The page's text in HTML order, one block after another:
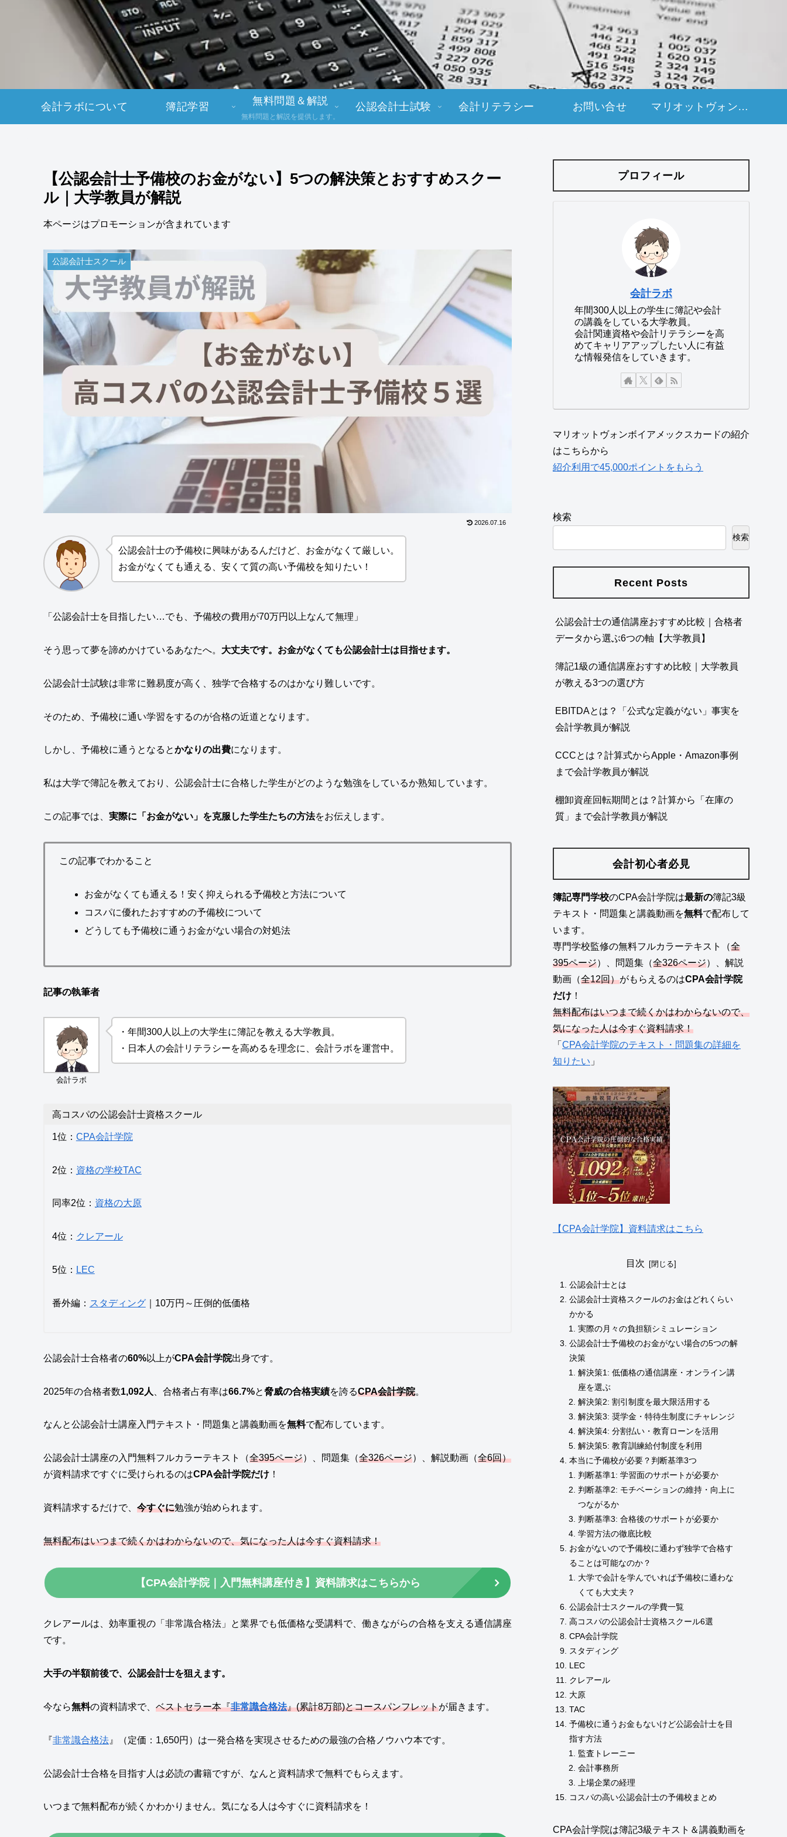
会計ラボについて 簿記学習
無料問題＆解説
無料問題と解説を提供します。
公認会計士試験 会計リテラシー お問い合せ マリオットヴォンボイアメックスカード紹介申し込み
【公認会計士予備校のお金がない】5つの解決策とおすすめスクー
ル｜大学教員が解説
本ページはプロモーションが含まれています
公認会計士スクール
2026.07.16
公認会計士の予備校に興味があるんだけど、お金がなくて厳しい。
お金がなくても通える、安くて質の高い予備校を知りたい！
「公認会計士を目指したい…でも、予備校の費用が70万円以上なんて無理」
そう思って夢を諦めかけているあなたへ。 大丈夫です。お金がなくても公認会計士は目指せます。
公認会計士試験は非常に難易度が高く、独学で合格するのはかなり難しいです。
そのため、予備校に通い学習をするのが合格の近道となります。
しかし、予備校に通うとなるとかなりの出費になります。
私は大学で簿記を教えており、公認会計士に合格した学生がどのような勉強をしているか熟知しています。
この記事では、 実際に「お金がない」を克服した学生たちの方法をお伝えします。
この記事でわかること
お金がなくても通える！安く抑えられる予備校と方法について
コスパに優れたおすすめの予備校について
どうしても予備校に通うお金がない場合の対処法
記事の執筆者
会計ラボ
・年間300人以上の大学生に簿記を教える大学教員。
・日本人の会計リテラシーを高めるを理念に、会計ラボを運営中。
高コスパの公認会計士資格スクール
1位： CPA会計学院
2位： 資格の学校TAC
同率2位： 資格の大原
4位： クレアール
5位： LEC
番外編： スタディング｜10万円～圧倒的低価格
公認会計士合格者の60%以上がCPA会計学院出身です。
2025年の合格者数1,092人 、合格者占有率は66.7%と脅威の合格実績を誇るCPA会計学院。
なんと公認会計士講座入門テキスト・問題集と講義動画を無料で配布しています。
公認会計士講座の入門無料フルカラーテキスト（全395ページ）、問題集（全326ページ）、解説動画（全6回）
が資料請求ですぐに受けられるのはCPA会計学院だけ ！
資料請求するだけで、 今すぐに勉強が始められます。
無料配布はいつまで続くかはわからないので、気になった人は今すぐ資料請求！
【CPA会計学院｜入門無料講座付き】資料請求はこちらから
クレアールは、効率重視の「非常識合格法」と業界でも低価格な受講料で、働きながらの合格を支える通信講座
です。
大手の半額前後で、公認会計士を狙えます。
今なら無料の資料請求で、 ベストセラー本『非常識合格法』(累計8万部)とコースパンフレットが届きます。
『非常識合格法 』（定価：1,650円）は一発合格を実現させるための最強の合格ノウハウ本です。
公認会計士合格を目指す人は必読の書籍ですが、なんと資料請求で無料でもらえます。
いつまで無料配布が続くかわかりません。気になる人は今すぐに資料請求を！
プロフィール
会計ラボ
年間300人以上の学生に簿記や会計
の講義をしている大学教員。
会計関連資格や会計リテラシーを高
めてキャリアアップしたい人に有益
な情報発信をしていきます。
マリオットヴォンボイアメックスカードの紹介
はこちらから
紹介利用で45,000ポイントをもらう
検索
検索
Recent Posts
公認会計士の通信講座おすすめ比較｜合格者
データから選ぶ6つの軸【大学教員】
簿記1級の通信講座おすすめ比較｜大学教員
が教える3つの選び方
EBITDAとは？「公式な定義がない」事実を
会計学教員が解説
CCCとは？計算式からApple・Amazon事例
まで会計学教員が解説
棚卸資産回転期間とは？計算から「在庫の
質」まで会計学教員が解説
会計初心者必見
簿記専門学校のCPA会計学院は最新の簿記3級
テキスト・問題集と講義動画を無料で配布して
います。
専門学校監修の無料フルカラーテキスト（全
395ページ）、問題集（全326ページ）、解説
動画（全12回）がもらえるのはCPA会計学院
だけ ！
無料配布はいつまで続くかはわからないので、
気になった人は今すぐ資料請求！
「 CPA会計学院のテキスト・問題集の詳細を
知りたい 」
【CPA会計学院】資料請求はこちら
目次
公認会計士とは
公認会計士資格スクールのお金はどれくらい
かかる
実際の月々の負担額シミュレーション
公認会計士予備校のお金がない場合の5つの解
決策
解決策1: 低価格の通信講座・オンライン講
座を選ぶ
解決策2: 割引制度を最大限活用する
解決策3: 奨学金・特待生制度にチャレンジ
解決策4: 分割払い・教育ローンを活用
解決策5: 教育訓練給付制度を利用
本当に予備校が必要？判断基準3つ
判断基準1: 学習面のサポートが必要か
判断基準2: モチベーションの維持・向上に
つながるか
判断基準3: 合格後のサポートが必要か
学習方法の徹底比較
お金がないので予備校に通わず独学で合格す
ることは可能なのか？
大学で会計を学んでいれば予備校に通わな
くても大丈夫？
公認会計士スクールの学費一覧
高コスパの公認会計士資格スクール6選
CPA会計学院
スタディング
LEC
クレアール
大原
TAC
予備校に通うお金もないけど公認会計士を目
指す方法
監査トレーニー
会計事務所
上場企業の経理
コスパの高い公認会計士の予備校まとめ
CPA会計学院は簿記3級テキスト＆講義動画を